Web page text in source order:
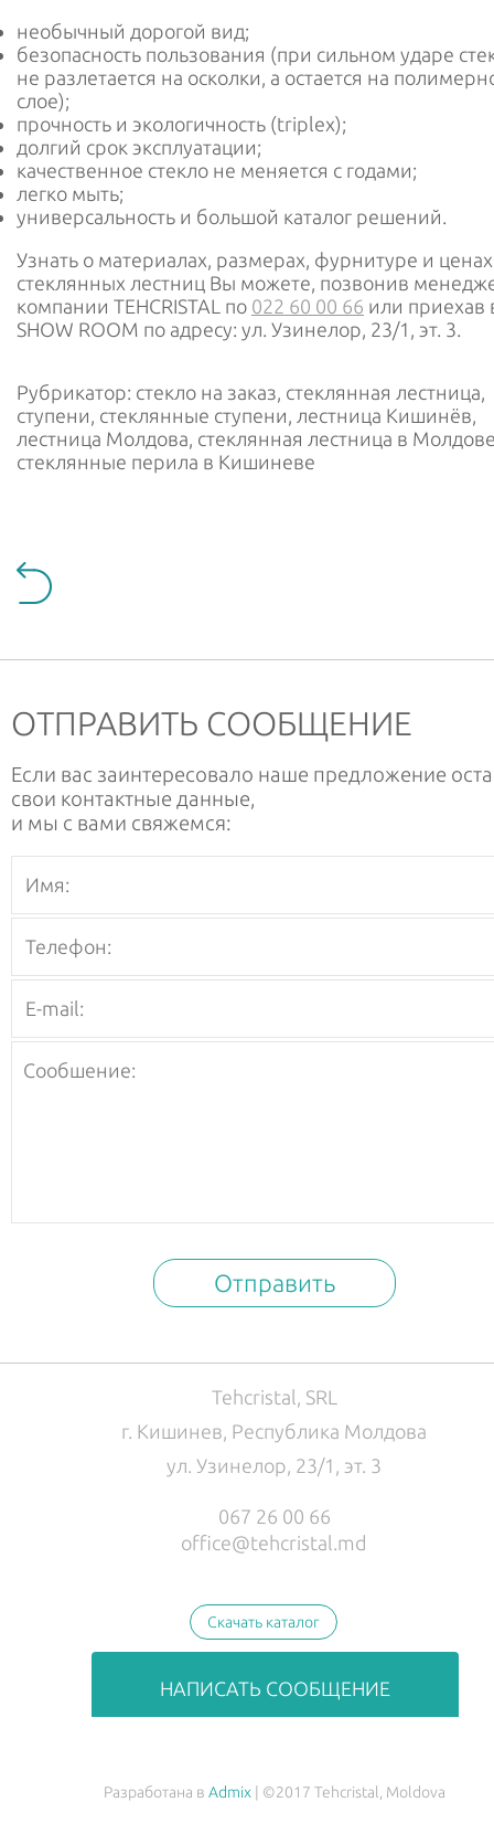
необычный дорогой вид;
безопасность пользования (при сильном ударе
не разлетается на осколки, а остается на
слое);
прочность и экологичность (triplex);
долгий срок эксплуатации;
качественное стекло не меняется с годами;
легко мыть;
универсальность и большой каталог решений.
Узнать о материалах, размерах, фурнитуре и ценах
стеклянных лестниц Вы можете, позвонив
компании TEHCRISTAL по 022 60 00 66 или приехав
SHOW ROOM по адресу: ул. Узинелор, 23/1, эт. 3.
Рубрикатор: стекло на заказ, стеклянная лестница,
ступени, стеклянные ступени, лестница Кишинёв,
лестница Молдова, стеклянная лестница в
стеклянные перила в Кишиневе
ОТПРАВИТЬ СООБЩЕНИЕ
Если вас заинтересовало наше предложение
свои контактные данные,
и мы с вами свяжемся:
Отправить
Разработана в Admix | ©2017 Tehcristal, Moldova
Скачать каталог
Tehcristal, SRL
г. Кишинев, Республика Молдова
ул. Узинелор, 23/1, эт. 3
067 26 00 66
office@tehcristal.md
НАПИСАТЬ СООБЩЕНИЕ